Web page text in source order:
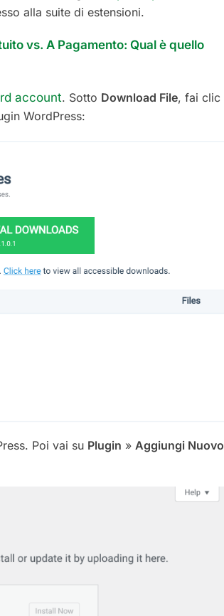
alla suite di estensioni.
vs. A Pagamento: Qual è quello
account. Sotto Download File, fai clic
WordPress:
Poi vai su Plugin » Aggiungi Nuovo